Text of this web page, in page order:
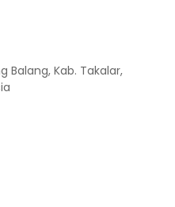
Balang, Kab. Takalar,